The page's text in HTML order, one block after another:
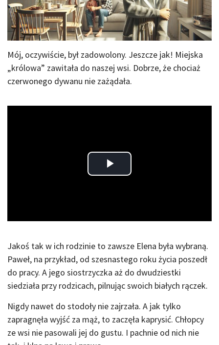
Mój, oczywiście, był zadowolony. Jeszcze jak! Miejska
„królowa” zawitała do naszej wsi. Dobrze, że chociaż
czerwonego dywanu nie zażądała.
Play
Jakoś tak w ich rodzinie to zawsze Elena była wybraną.
Paweł, na przykład, od szesnastego roku życia poszedł
do pracy. A jego siostrzyczka aż do dwudziestki
siedziała przy rodzicach, pilnując swoich białych rączek.
Nigdy nawet do stodoły nie zajrzała. A jak tylko
zapragnęła wyjść za mąż, to zaczęła kaprysić. Chłopcy
ze wsi nie pasowali jej do gustu. I pachnie od nich nie